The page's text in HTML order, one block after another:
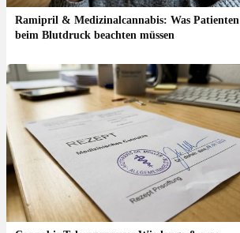
Ramipril & Medizinalcannabis: Was Patienten
beim Blutdruck beachten müssen